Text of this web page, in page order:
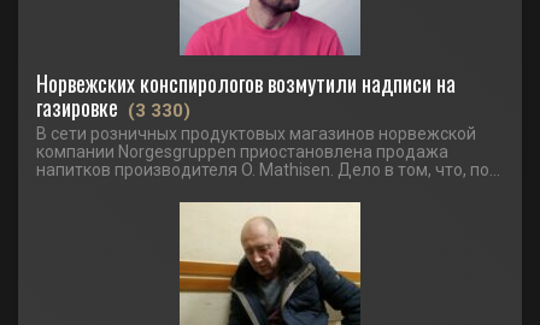
Норвежских конспирологов возмутили надписи на
газировке (3 330)
В сети розничных продуктовых магазинов норвежской
компании Norgesgruppen приостановлена продажа
напитков производителя O. Mathisen. Дело в том, что, по...